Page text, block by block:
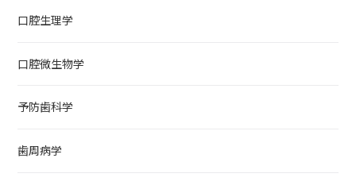
口腔生理学
口腔微生物学
予防歯科学
歯周病学